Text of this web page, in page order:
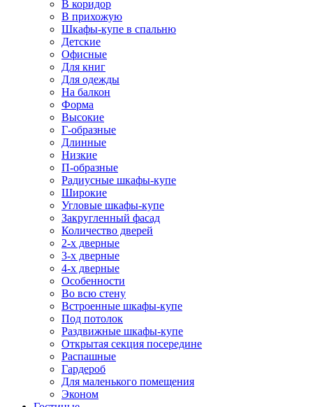
В коридор
В прихожую
Шкафы-купе в спальню
Детские
Офисные
Для книг
Для одежды
На балкон
Форма
Высокие
Г-образные
Длинные
Низкие
П-образные
Радиусные шкафы-купе
Широкие
Угловые шкафы-купе
Закругленный фасад
Количество дверей
2-х дверные
3-х дверные
4-х дверные
Особенности
Во всю стену
Встроенные шкафы-купе
Под потолок
Раздвижные шкафы-купе
Открытая секция посередине
Распашные
Гардероб
Для маленького помещения
Эконом